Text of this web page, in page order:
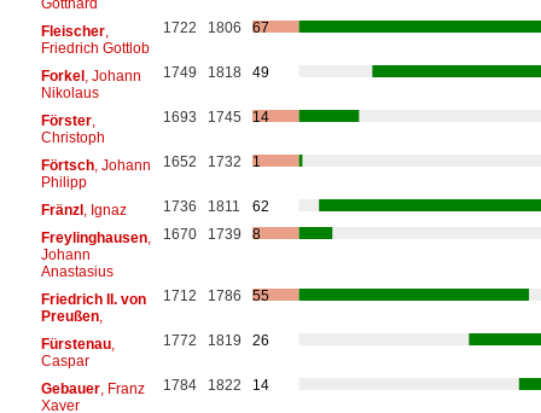
Fleischer,
Friedrich Gottlob
1722 1806 67
Forkel, Johann
Nikolaus
1749 1818 49
Förster,
Christoph
1693 1745 14
Förtsch, Johann
Philipp
1652 1732 1
Fränzl, Ignaz 1736 1811
62
Freylinghausen,
Johann
Anastasius
1670 1739 8
Friedrich II. von
Preußen,
1712 1786 55
Fürstenau,
Caspar
1772 1819 26
Gebauer, Franz
Xaver
1784 1822 14